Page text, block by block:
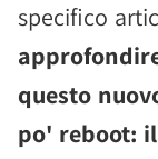
specifico
questo
po' reboot: